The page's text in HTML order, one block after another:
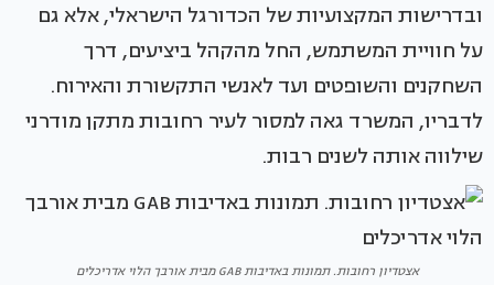
ובדרישות המקצועיות של הכדורגל הישראלי, אלא גם
על חוויית המשתמש, החל מהקהל ביציעים, דרך
השחקנים והשופטים ועד לאנשי התקשורת והאירוח.
לדבריו, המשרד גאה למסור לעיר רחובות מתקן מודרני
שילווה אותה לשנים רבות.
אצטדיון רחובות. תמונות באדיבות GAB מבית אורבך הלוי אדריכלים